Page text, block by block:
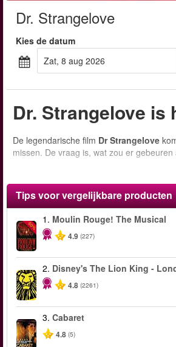
Dr. Strangelove
Kies de datum
zat, 8 aug 2026
Dr. Strangelove
De legendarische film Dr Strangelove
missen. De vraag is, wat zou er
Tips voor vergelijkbare producten
-50%
1. Moulin Rouge! The Musical
4.9 (227)
2. Disney's The Lion King -
4.8 (2261)
3. Cabaret
4.8 (5)